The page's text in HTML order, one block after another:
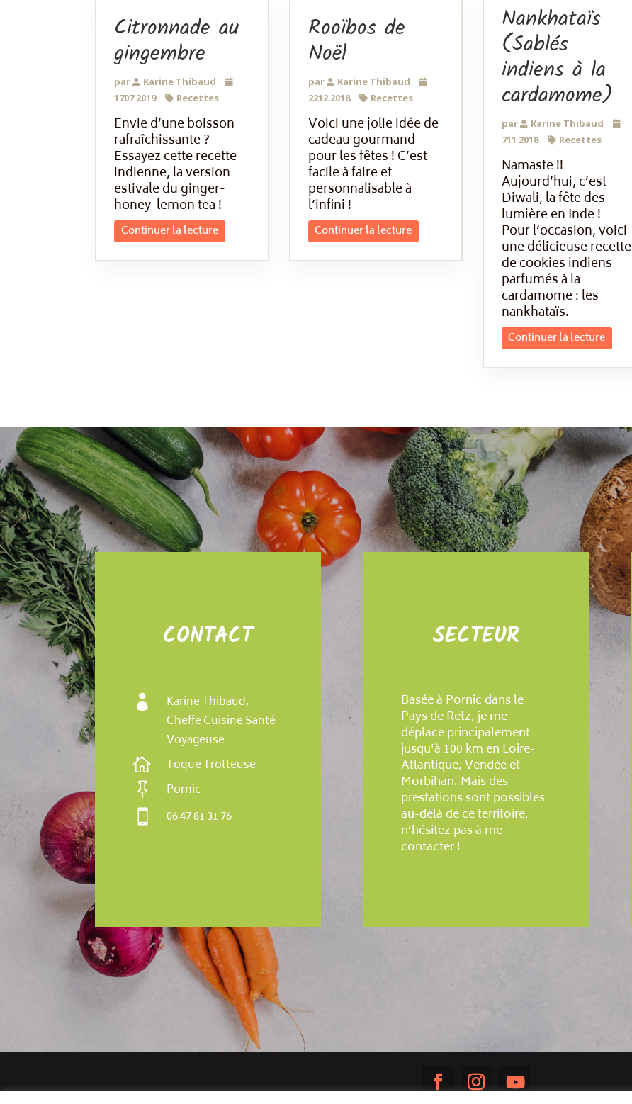
Citronnade au
gingembre
par
Karine Thibaud
1707 2019
Recettes
Envie d’une boisson
rafraîchissante ?
Essayez cette recette
indienne, la version
estivale du ginger-
honey-lemon tea !
Continuer la lecture
Rooïbos de
Noël
par
Karine Thibaud
2212 2018
Recettes
Voici une jolie idée de
cadeau gourmand
pour les fêtes ! C’est
facile à faire et
personnalisable à
l’infini !
Continuer la lecture
Nankhataïs
(Sablés
indiens à la
cardamome)
par
Karine Thibaud
711 2018
Recettes
Namaste !!
Aujourd’hui, c’est
Diwali, la fête des
lumière en Inde !
Pour l’occasion, voici
une délicieuse recette
de cookies indiens
parfumés à la
cardamome : les
nankhataïs.
Continuer la lecture
CONTACT

Karine Thibaud,
Cheffe Cuisine Santé
Voyageuse
 Toque Trotteuse
 Pornic
 06 47 81 31 76
SECTEUR
Basée à Pornic dans le
Pays de Retz, je me
déplace principalement
jusqu'à 100 km en Loire-
Atlantique, Vendée et
Morbihan. Mais des
prestations sont possibles
au-delà de ce territoire,
n’hésitez pas à me
contacter !